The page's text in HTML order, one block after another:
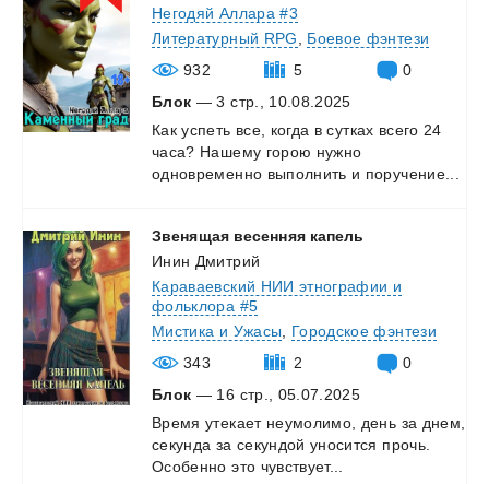
Негодяй Аллара #3
Литературный RPG
Боевое фэнтези
932
5
0
Блок — 3 стр., 10.08.2025
Как успеть все, когда в сутках всего 24
часа? Нашему горою нужно
одновременно выполнить и поручение...
Звенящая весенняя капель
Инин Дмитрий
Караваевский НИИ этнографии и
фольклора #5
Мистика и Ужасы
Городское фэнтези
343
2
0
Блок — 16 стр., 05.07.2025
Время утекает неумолимо, день за днем,
секунда за секундой уносится прочь.
Особенно это чувствует...